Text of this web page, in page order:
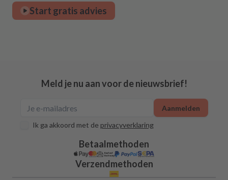
Start gratis advies
Meld je nu aan voor de nieuwsbrief!
Ik ga akkoord met de privacyverklaring
Aanmelden
Betaalmethoden
Verzendmethoden